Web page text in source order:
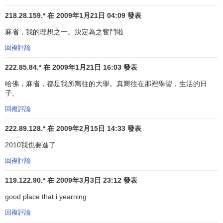
生同教師進行智力協作的計劃。UROP現在仍是全美大學中
最大和最廣泛的計劃，沒有其他哪所大學在這方面能與之比
企業家式的精神
企業家是美國經濟改革的驅動力，他們把新的思想、方
法和先進的技術介紹給商界和市場，併進行創造性的工作。
企業家的精神在MIT隨處可見。即使學生對商界很少感興趣，
MIT的企業家式的精神卻鼓勵學生進行有創造性的努力以產生
使之服務於社會的觀念相配合導致了從實驗室產生的大部分
成果都能應用於現實世界。如果把MIT的研究生和教師建立的
國家成為世界第24大經濟強國。MIT的校友、教師和學生在
美國上千個公司的創辦中發揮了重要作用，這些公司位於馬
薩諸塞州、矽谷、美國各地和世界上的其它國家。許多公司
218.28.159.* 在 2009年1月21日 04:09 發表
麻省，我的理想之一。決定為之奮鬥啦
回複評論
222.85.84.* 在 2009年1月21日 16:03 發表
哈佛，麻省，都是我所嚮往的大學。真嚮往在那裡學習，生活的日
子。
回複評論
222.89.128.* 在 2009年2月15日 14:33 發表
2010我也要進了
回複評論
119.122.90.* 在 2009年3月3日 23:12 發表
good place that i yearning
回複評論